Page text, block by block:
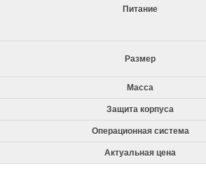
Питание
Размер
Масса
Защита корпуса
Операционная система
Актуальная цена